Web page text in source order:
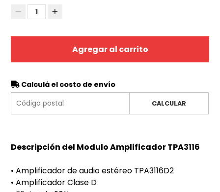
1
Agregar al carrito
Calculá el costo de envío
CALCULAR
Descripción del Modulo Amplificador TPA3116
• Amplificador de audio estéreo TPA3116D2
• Amplificador Clase D